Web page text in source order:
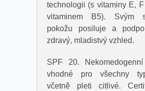
technologii (s vitaminy E,
vitaminem B5). Svým
pokožu posiluje a
zdravý, mladistvý vzhled.
SPF 20.
vhodné pro všechny
včetně pleti citlivé.